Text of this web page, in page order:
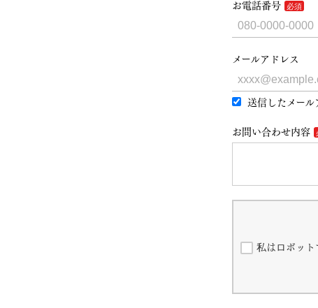
お電話番号
メールアドレス
送信したメール
お問い合わせ内容
私はロボット